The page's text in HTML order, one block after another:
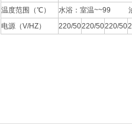
温度范围（℃）
水浴：室温~~99 油
电源（V/HZ）
220/50220/50220/50